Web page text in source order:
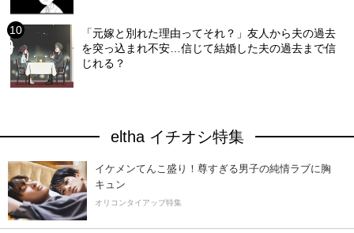
「元嫁と別れた理由ってそれ？」友人から夫の過去
を突っ込まれ不安…信じて結婚した夫の過去まで信
じれる？
eltha イチオシ特集
イケメンてんこ盛り！尊すぎる男子の純情ラブに胸
キュン
オリコンタイアップ特集